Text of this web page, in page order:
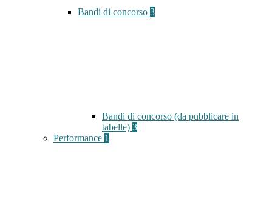
Bandi di concorso 3
Bandi di concorso (da pubblicare in
tabelle) 3
Performance 1